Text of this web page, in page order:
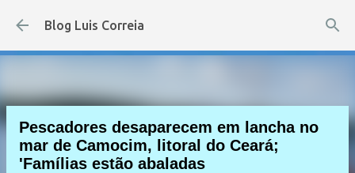
Pular para o conteúdo principal
Blog Luis Correia
Pescadores desaparecem em lancha no
mar de Camocim, litoral do Ceará;
'Famílias estão abaladas